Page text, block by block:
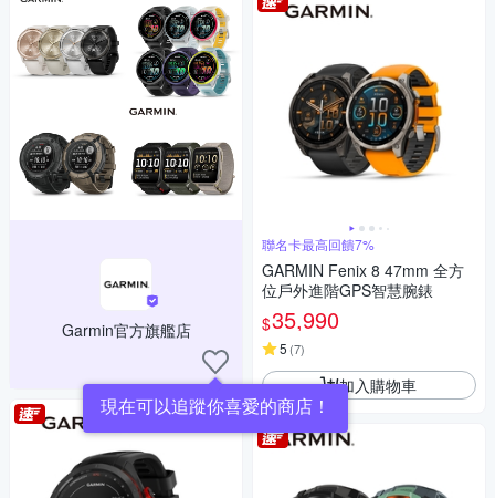
Garmin官方旗艦店
現在可以追蹤你喜愛的商店！
聯名卡最高回饋7%
GARMIN Fenix 8 47mm 全方
位戶外進階GPS智慧腕錶
$35,990
5 (7)
加入購物車